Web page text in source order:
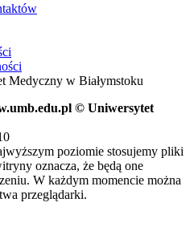
Medyczny w Białymstoku
© Uniwersytet
poziomie stosujemy pliki
oznacza, że będą one
W każdym momencie można
przeglądarki.